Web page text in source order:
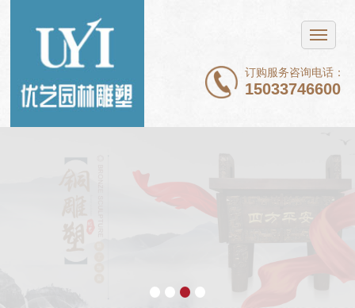
订购服务咨询电话：
15033746600
铜雕塑
新闻中心